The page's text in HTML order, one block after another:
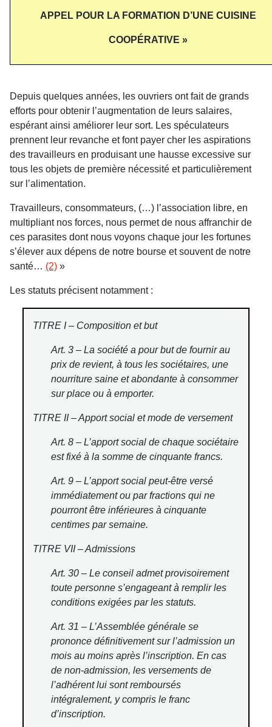
APPEL POUR LA FORMATION D’UNE CUISINE
COOPÉRATIVE »
Depuis quelques années, les ouvriers ont fait de grands
efforts pour obtenir l’augmentation de leurs salaires,
espérant ainsi améliorer leur sort. Les spéculateurs
prennent leur revanche et font payer cher les aspirations
des travailleurs en produisant une hausse excessive sur
tous les objets de première nécessité et particulièrement
sur l’alimentation.
Travailleurs, consommateurs, (…) l’association libre, en
multipliant nos forces, nous permet de nous affranchir de
ces parasites dont nous voyons chaque jour les fortunes
s’élever aux dépens de notre bourse et souvent de notre
santé… (2) »
Les statuts précisent notamment :
TITRE I – Composition et but
Art. 3 – La société a pour but de fournir au
prix de revient, à tous les sociétaires, une
nourriture saine et abondante à consommer
sur place ou à emporter.
TITRE II – Apport social et mode de versement
Art. 8 – L’apport social de chaque sociétaire
est fixé à la somme de cinquante francs.
Art. 9 – L’apport social peut-être versé
immédiatement ou par fractions qui ne
pourront être inférieures à cinquante
centimes par semaine.
TITRE VII – Admissions
Art. 30 – Le conseil admet provisoirement
toute personne s’engageant à remplir les
conditions exigées par les statuts.
Art. 31 – L’Assemblée générale se
prononce définitivement sur l’admission un
mois au moins après l’inscription. En cas
de non-admission, les versements de
l’adhérent lui sont remboursés
intégralement, y compris le franc
d’inscription.